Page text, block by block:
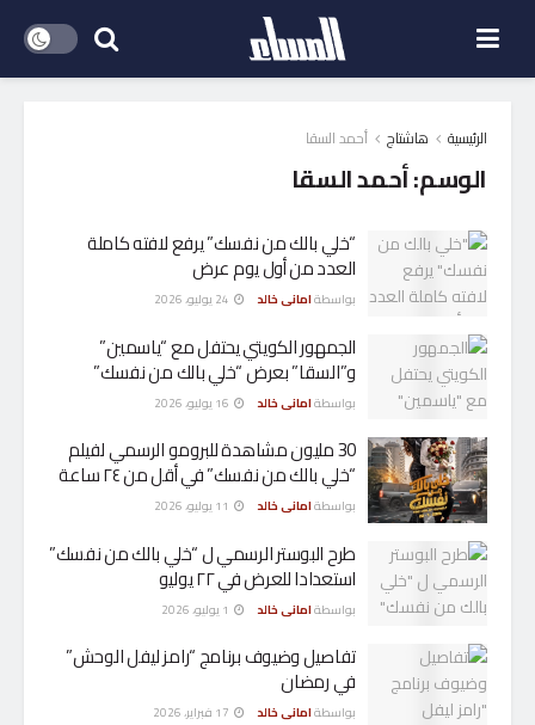
الرئيسية هاشتاج أحمد السقا
الوسم:أحمد السقا
“خلي بالك من نفسك” يرفع لافته كاملة
العدد من أول يوم عرض
بواسطةامانى خالد
الجمهور الكويتي يحتفل مع “ياسمين”
و”السقا” بعرض “خلي بالك من نفسك”
بواسطةامانى خالد
30 مليون مشاهدة للبرومو الرسمي لفيلم
“خلي بالك من نفسك” في أقل من ٢٤ ساعة
بواسطةامانى خالد
طرح البوستر الرسمي ل “خلي بالك من نفسك”
استعدادا للعرض في ٢٢ يوليو
بواسطةامانى خالد
تفاصيل وضيوف برنامج “رامز ليفل الوحش”
في رمضان
بواسطةامانى خالد